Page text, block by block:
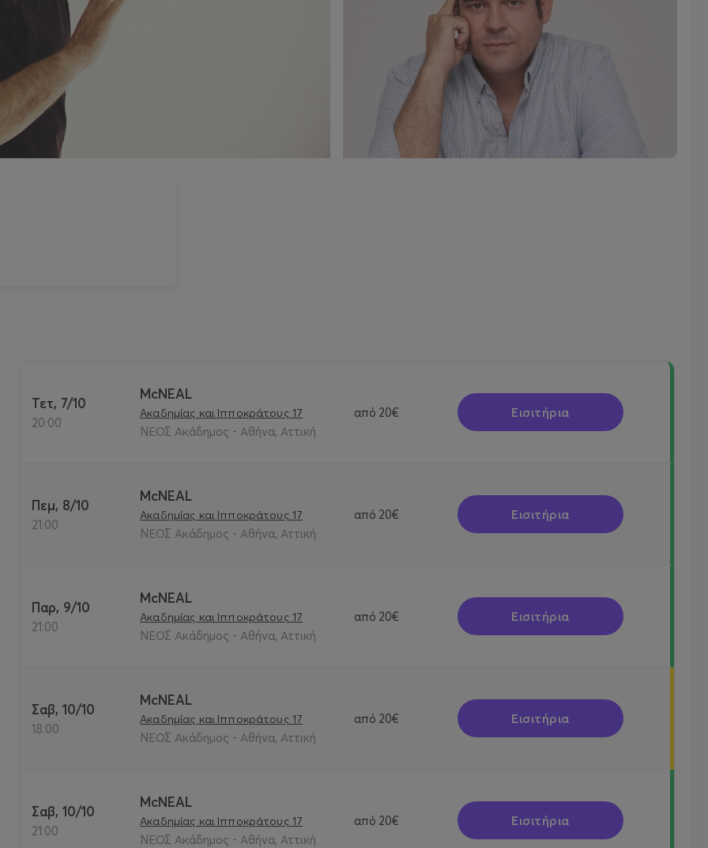
Τετ, 7/10
20:00
McNEAL
Ακαδημίας και Ιπποκράτους 17
ΝΕΟΣ Ακάδημος - Αθήνα, Αττική
από 20€ Εισιτήρια
Πεμ, 8/10
21:00
McNEAL
Ακαδημίας και Ιπποκράτους 17
ΝΕΟΣ Ακάδημος - Αθήνα, Αττική
από 20€ Εισιτήρια
Παρ, 9/10
21:00
McNEAL
Ακαδημίας και Ιπποκράτους 17
ΝΕΟΣ Ακάδημος - Αθήνα, Αττική
από 20€ Εισιτήρια
Σαβ, 10/10
18:00
McNEAL
Ακαδημίας και Ιπποκράτους 17
ΝΕΟΣ Ακάδημος - Αθήνα, Αττική
από 20€ Εισιτήρια
Σαβ, 10/10
21:00
McNEAL
Ακαδημίας και Ιπποκράτους 17
ΝΕΟΣ Ακάδημος - Αθήνα, Αττική
από 20€ Εισιτήρια